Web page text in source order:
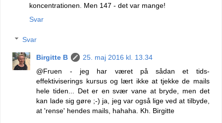
koncentrationen. Men 147 - det var mange!
Svar
Svar
Birgitte B
25. maj 2016 kl. 13.34
@Fruen - jeg har været på sådan et tids-
effektiviserings kursus og lært ikke at tjekke de mails
hele tiden... Det er en svær vane at bryde, men det
kan lade sig gøre ;-) ja, jeg var også lige ved at tilbyde,
at 'rense' hendes mails, hahaha. Kh. Birgitte